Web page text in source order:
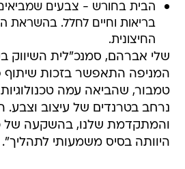
הבית בחורש - צבעים
בריאות וחיים לחלל. בהשראת
החיצונית.
שלי אברהם, סמנכ"לית השיווק
המניפה התאפשר בזכות שיתוף
טמבור, שהביאה עמה
נרחב בטרנדים של עיצוב
היוותה בסיס משמעותי לתהליך".